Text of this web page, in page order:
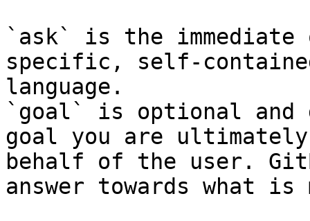
`ask` is the
specific, self-
language.
`goal` is optional and
goal you are
behalf of the user.
answer towards what